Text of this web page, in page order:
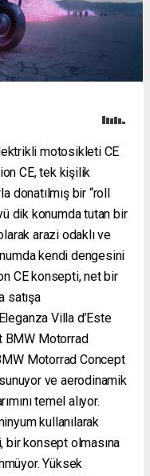
motosikleti CE
CE, tek kişilik
donatılmış bir “roll
dik konumda tutan bir
arazi odaklı ve
kendi dengesini
CE konsepti, net bir
satışa
Villa d’Este
BMW Motorrad
Motorrad Concept
ve aerodinamik
temel alıyor.
kullanılarak
bir konsept olmasına
Yüksek